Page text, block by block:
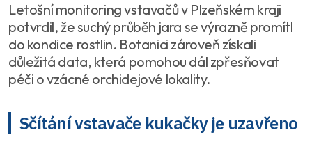
Letošní monitoring vstavačů v Plzeňském kraji
potvrdil, že suchý průběh jara se výrazně promítl
do kondice rostlin. Botanici zároveň získali
důležitá data, která pomohou dál zpřesňovat
péči o vzácné orchidejové lokality.
Sčítání vstavače kukačky je uzavřeno